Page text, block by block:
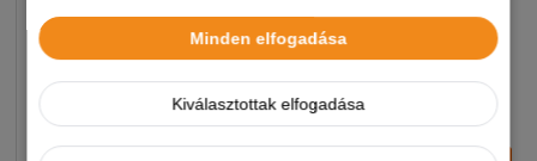
Minden elfogadása
Kiválasztottak elfogadása
-5% -5%